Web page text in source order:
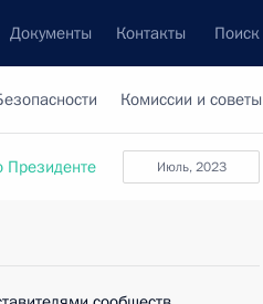
Документы Контакты Поиск
Комиссии и советы
июль, 2023
Президенте